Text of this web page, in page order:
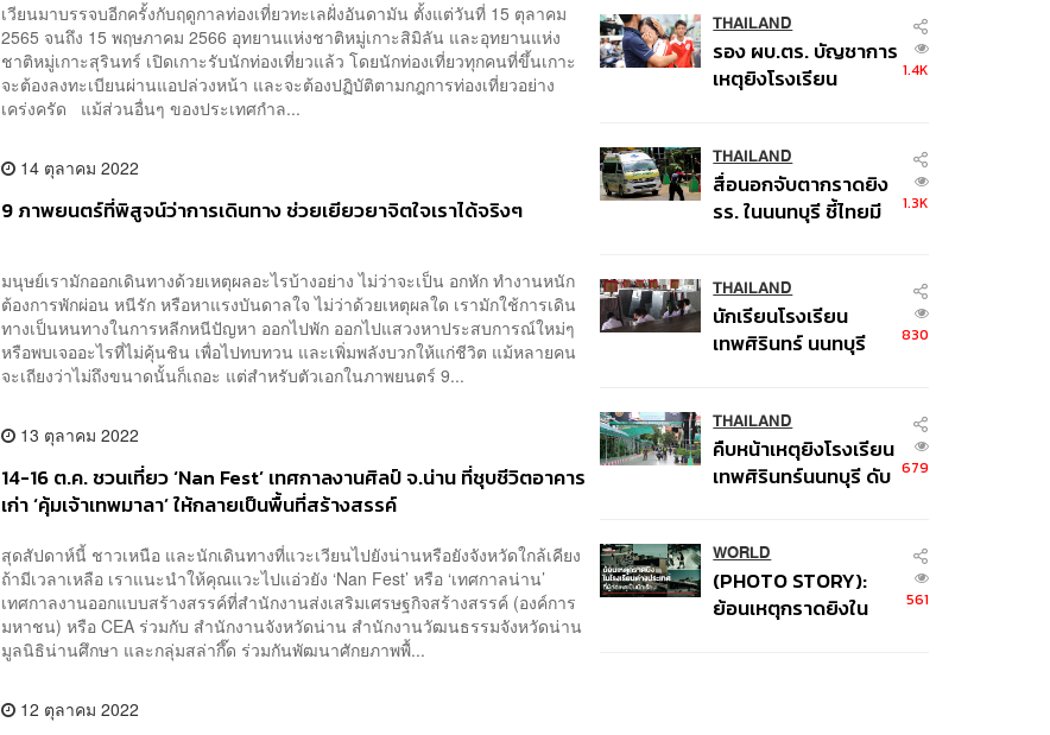
เวียนมาบรรจบอีกครั้งกับฤดูกาลท่องเที่ยวทะเลฝั่งอันดามัน ตั้งแต่วันที่ 15 ตุลาคม
2565 จนถึง 15 พฤษภาคม 2566 อุทยานแห่งชาติหมู่เกาะสิมิลัน และอุทยานแห่ง
ชาติหมู่เกาะสุรินทร์ เปิดเกาะรับนักท่องเที่ยวแล้ว โดยนักท่องเที่ยวทุกคนที่ขึ้นเกาะ
จะต้องลงทะเบียนผ่านแอปล่วงหน้า และจะต้องปฏิบัติตามกฎการท่องเที่ยวอย่าง
เคร่งครัด แม้ส่วนอื่นๆ ของประเทศกำล...
14 ตุลาคม 2022
9 ภาพยนตร์ที่พิสูจน์ว่าการเดินทาง ช่วยเยียวยาจิตใจเราได้จริงๆ
มนุษย์เรามักออกเดินทางด้วยเหตุผลอะไรบ้างอย่าง ไม่ว่าจะเป็น อกหัก ทำงานหนัก
ต้องการพักผ่อน หนีรัก หรือหาแรงบันดาลใจ ไม่ว่าด้วยเหตุผลใด เรามักใช้การเดิน
ทางเป็นหนทางในการหลีกหนีปัญหา ออกไปพัก ออกไปแสวงหาประสบการณ์ใหม่ๆ
หรือพบเจออะไรที่ไม่คุ้นชิน เพื่อไปทบทวน และเพิ่มพลังบวกให้แก่ชีวิต แม้หลายคน
จะเถียงว่าไม่ถึงขนาดนั้นก็เถอะ แต่สำหรับตัวเอกในภาพยนตร์ 9...
13 ตุลาคม 2022
14-16 ต.ค. ชวนเที่ยว ‘Nan Fest’ เทศกาลงานศิลป์ จ.น่าน ที่ชุบชีวิตอาคาร
เก่า ‘คุ้มเจ้าเทพมาลา’ ให้กลายเป็นพื้นที่สร้างสรรค์
สุดสัปดาห์นี้ ชาวเหนือ และนักเดินทางที่แวะเวียนไปยังน่านหรือยังจังหวัดใกล้เคียง
ถ้ามีเวลาเหลือ เราแนะนำให้คุณแวะไปแอ่วยัง ‘Nan Fest’ หรือ ‘เทศกาลน่าน’
เทศกาลงานออกแบบสร้างสรรค์ที่สำนักงานส่งเสริมเศรษฐกิจสร้างสรรค์ (องค์การ
มหาชน) หรือ CEA ร่วมกับ สำนักงานจังหวัดน่าน สำนักงานวัฒนธรรมจังหวัดน่าน
มูลนิธิน่านศึกษา และกลุ่มสล่ากึ๊ด ร่วมกันพัฒนาศักยภาพพื้...
12 ตุลาคม 2022
THAILAND
รอง ผบ.ตร. บัญชาการ
เหตุยิงโรงเรียน
คนติดค้าง พบศพปู่-ย่า
ที่บ้านพักผู้ก่อเหตุ
1.4K
THAILAND
สื่อนอกจับตากราดยิง
รร. ในนนทบุรี ชี้ไทยมี
1.3K
THAILAND
นักเรียนโรงเรียน
เทพศิรินทร์ นนทบุรี
เหตุใช้อาวุธปืนภายใน
โรงเรียนคลี่คลาย
830
THAILAND
คืบหน้าเหตุยิงโรงเรียน
เทพศิรินทร์นนทบุรี ดับ
เหตุ
679
WORLD
(PHOTO STORY):
ย้อนเหตุกราดยิงใน
561